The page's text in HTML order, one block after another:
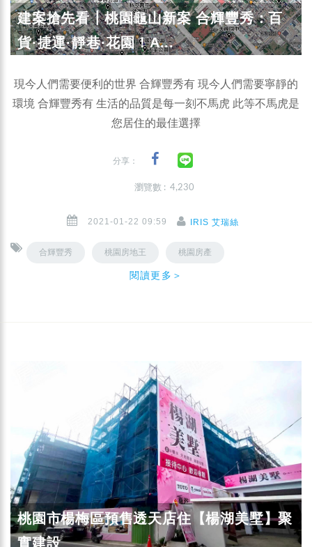
建案搶先看┃桃園龜山新案 合輝豐秀：百
貨·捷運·靜巷·花園！A...
現今人們需要便利的世界 合輝豐秀有 現今人們需要寧靜的
環境 合輝豐秀有 生活的品質是每一刻不馬虎 此等不馬虎是
您居住的最佳選擇
分享：
瀏覽數 : 4,230
2021-01-22 09:59 IRIS 艾瑞絲
合輝豐秀 桃園房地王 桃園房產
閱讀更多＞
桃園市楊梅區預售透天店住【楊湖美墅】聚
實建設